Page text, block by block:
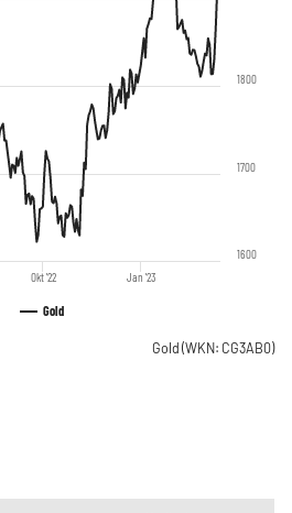
Gold
Jan '23
Okt '22
1600
1700
1800
Gold (WKN: CG3AB0)